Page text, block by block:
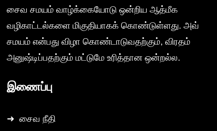
சைவ சமயம் வாழ்க்கையோடு ஒன்றிய ஆத்மீக
வழிகாட்டல்களை மிகுதியாகக் கொண்டுள்ளது. அவ்
சமயம் என்பது விழா கொண்டாடுவதற்கும், விரதம்
அனுஷ்டிப்பதற்கும் மட்டுமே உரித்தான ஒன்றல்ல.
இணைப்பு
➜ சைவ நீதி